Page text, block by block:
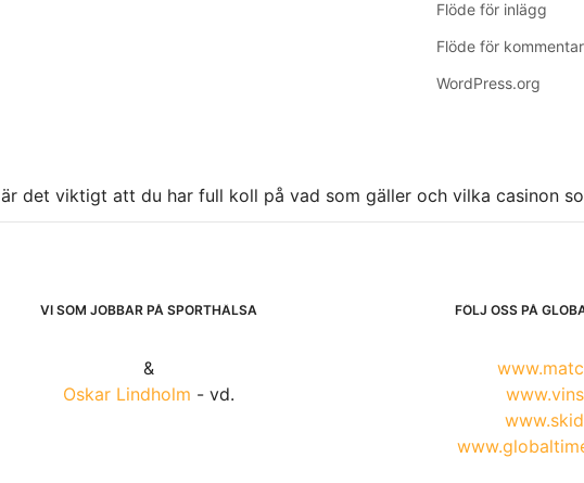
Flöde för inlägg
Flöde för
WordPress.org
är det viktigt att du har full koll på vad som gäller och vilka casinon
VI SOM JOBBAR PÅ SPORTHÄLSA
&
Oskar Lindholm - vd.
FÖLJ OSS PÅ